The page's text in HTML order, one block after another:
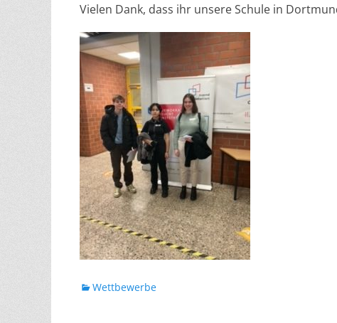
Vielen Dank, dass ihr unsere Schule in
Kategorien
Wettbewerbe